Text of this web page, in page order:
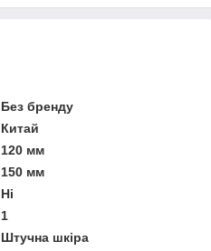
Без бренду
Китай
120 мм
150 мм
Ні
1
Штучна шкіра